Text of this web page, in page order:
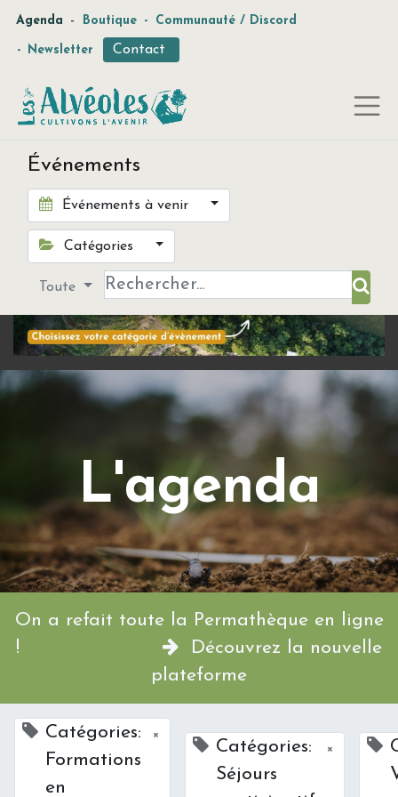
Agenda - Boutique - Communauté / Discord
- Newsletter Contact
Événements
Événements à venir
Catégories
Toute
L'agenda
On a refait toute la Permathèque en ligne
!
Découvrez la nouvelle
plateforme
Catégories:
Formations
en
×
Catégories:
Séjours
×